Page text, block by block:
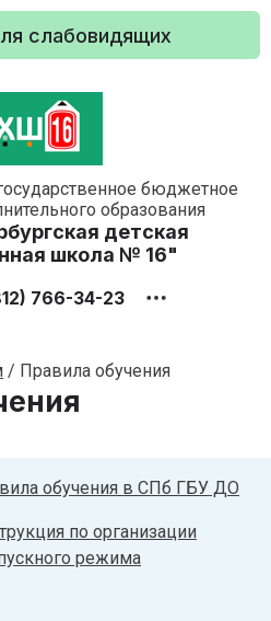
слабовидящих
бюджетное
образования
детская
школа № 16"
766-34-23
/ Правила обучения
обучения в СПб ГБУ ДО
по организации
режима